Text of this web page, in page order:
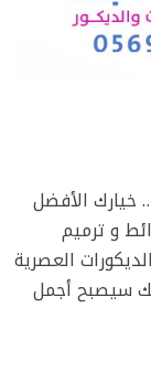
خيارك الأفضل
و ترميم
العصرية
سيصبح أجمل